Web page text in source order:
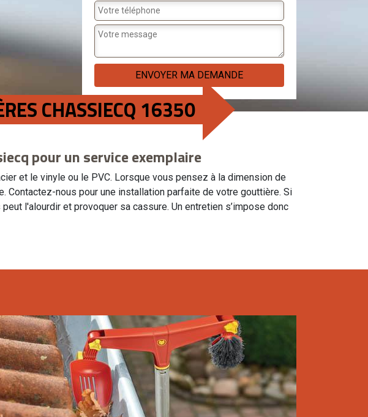
CHASSIECQ 16350
pour un service exemplaire
et le vinyle ou le PVC. Lorsque vous pensez à la dimension de
Contactez-nous pour une installation parfaite de votre gouttière. Si
l'alourdir et provoquer sa cassure. Un entretien s’impose donc